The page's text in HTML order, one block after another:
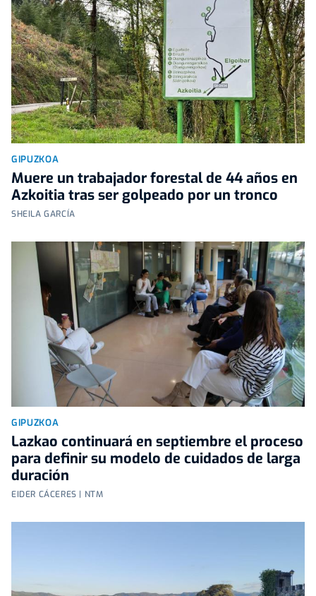
GIPUZKOA
Muere un trabajador forestal de 44 años en
Azkoitia tras ser golpeado por un tronco
SHEILA GARCÍA
GIPUZKOA
Lazkao continuará en septiembre el proceso
para definir su modelo de cuidados de larga
duración
EIDER CÁCERES | NTM